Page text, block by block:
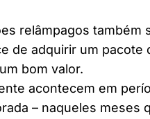
relâmpagos também
de adquirir um pacote
bom valor.
acontecem em
– naqueles meses